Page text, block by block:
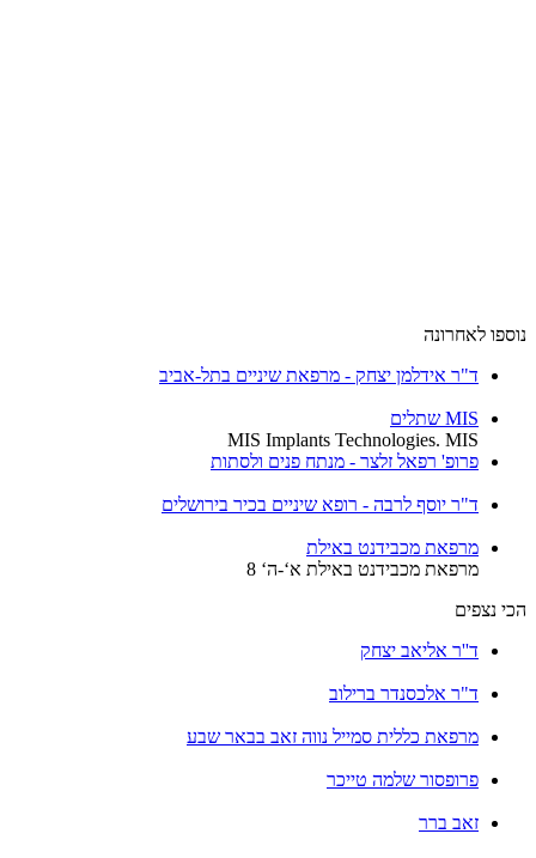
נוספו לאחרונה
ד"ר אידלמן יצחק - מרפאת שיניים בתל-אביב
MIS שתלים
MIS Implants Technologies. MIS
פרופ' רפאל זלצר - מנתח פנים ולסתות
ד"ר יוסף לרבה - רופא שיניים בכיר בירושלים
מרפאת מכבידנט באילת
מרפאת מכבידנט באילת א‘-ה‘ 8
הכי נצפים
ד''ר אליאב יצחק
ד"ר אלכסנדר ברילוב
מרפאת כללית סמייל נווה זאב בבאר שבע
פרופסור שלמה טייכר
זאב ברר